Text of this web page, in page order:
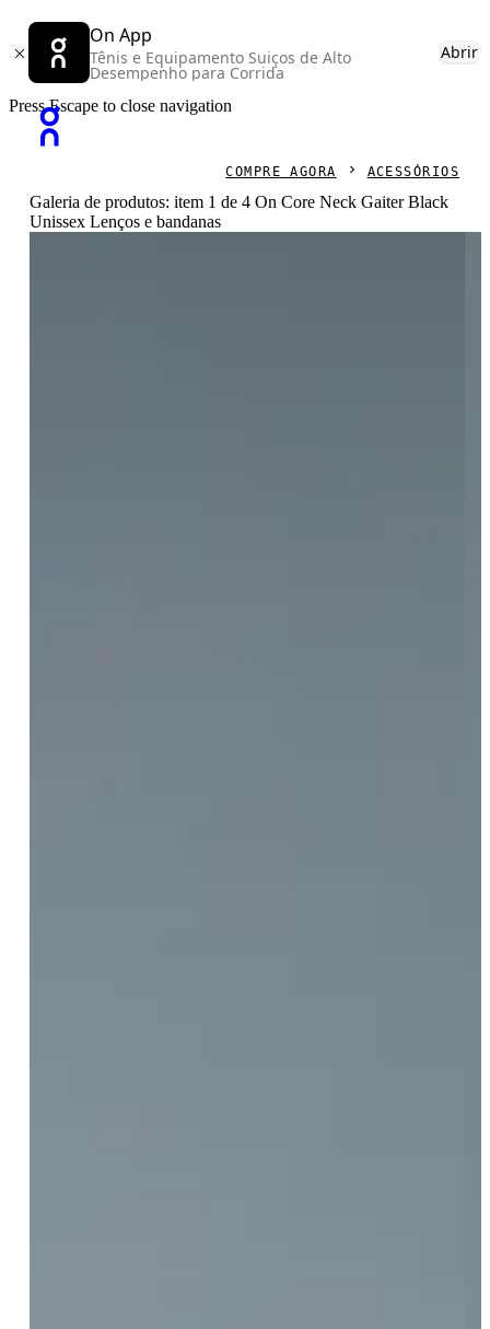
On App
Tênis e Equipamento Suiços de Alto
Desempenho para Corrida
Abrir
Press Escape to close navigation
COMPRE AGORA ACESSÓRIOS
Galeria de produtos: item 1 de 4 On Core Neck Gaiter Black
Unissex Lenços e bandanas